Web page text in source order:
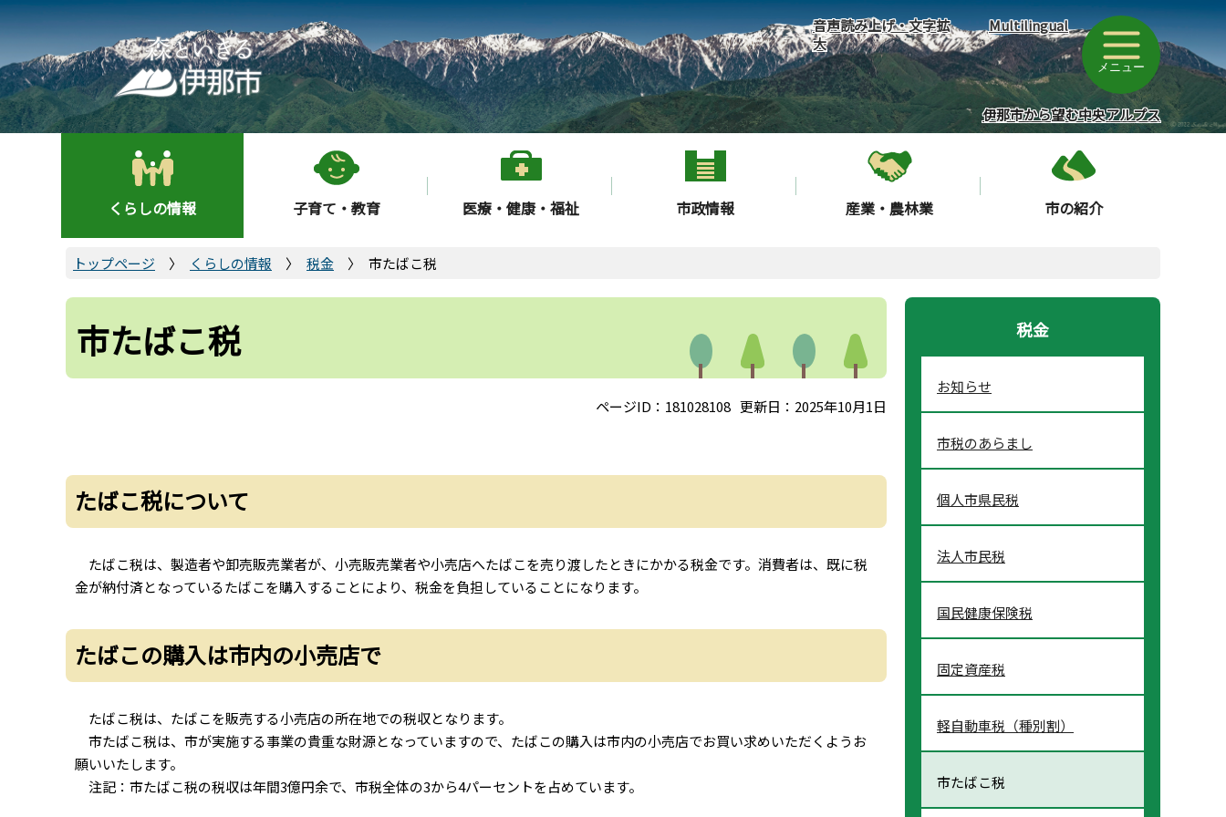
こ
の
ペ
ー
ジ
の
音声読み上げ・文字拡
大
Multilingual
メニュー
伊那市から望む中央アルプス
くらしの情報 子育て・教育 医療・健康・福祉 市政情報 産業・農林業 市の紹介
トップページ くらしの情報 税金 市たばこ税
市たばこ税
ページID：181028108 更新日：2025年10月1日
たばこ税について
たばこ税は、製造者や卸売販売業者が、小売販売業者や小売店へたばこを売り渡したときにかかる税金です。消費者は、既に税
金が納付済となっているたばこを購入することにより、税金を負担していることになります。
たばこの購入は市内の小売店で
たばこ税は、たばこを販売する小売店の所在地での税収となります。
市たばこ税は、市が実施する事業の貴重な財源となっていますので、たばこの購入は市内の小売店でお買い求めいただくようお
願いいたします。
注記：市たばこ税の税収は年間3億円余で、市税全体の3から4パーセントを占めています。
税金
お知らせ
市税のあらまし
個人市県民税
法人市民税
国民健康保険税
固定資産税
軽自動車税（種別割）
市たばこ税